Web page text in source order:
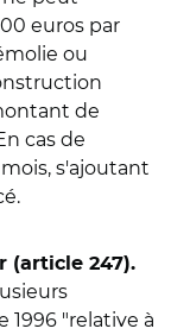
euros par
ou
de
cas de
s'ajoutant
(article 247).
1996 "relative à